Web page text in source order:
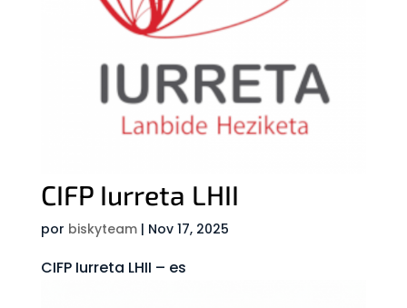
CIFP Iurreta LHII
por biskyteam| Nov 17, 2025
CIFP Iurreta LHII – es